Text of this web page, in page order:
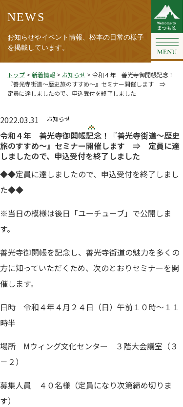
NEWS
お知らせやイベント情報、松本の日常の様子
を掲載しています。
トップ > 新着情報 > お知らせ > 令和４年 善光寺御開帳記念！
『善光寺街道～歴史旅のすすめ～』セミナー開催します ⇒
定員に達しましたので、申込受付を終了しました
2022.03.31 お知らせ
令和４年 善光寺御開帳記念！『善光寺街道～歴史
旅のすすめ～』セミナー開催します ⇒ 定員に達
しましたので、申込受付を終了しました
◆◆定員に達しましたので、申込受付を終了しまし
た◆◆
※当日の模様は後日「ユーチューブ」で公開しま
す。
善光寺御開帳を記念し、善光寺街道の魅力を多くの
方に知っていただくため、次のとおりセミナーを開
催します。
日時 令和４年４月２４日（日）午前１０時～１１
時半
場所 Mウィング文化センター ３階大会議室（３
－２）
募集人員 ４０名様（定員になり次第締め切りま
す）